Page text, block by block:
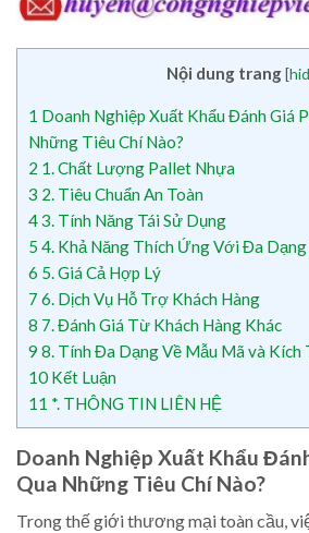
Nội dung trang [
1 Doanh Nghiệp Xuất Khẩu Đánh Giá
Những Tiêu Chí Nào?
2 1. Chất Lượng Pallet Nhựa
3 2. Tiêu Chuẩn An Toàn
43. Tính Năng Tái Sử Dụng
5 4. Khả Năng Thích Ứng Với Đa Dạng
6 5. Giá Cả Hợp Lý
7 6. Dịch Vụ Hỗ Trợ Khách Hàng
8 7. Đánh Giá Từ Khách Hàng Khác
9 8. Tính Đa Dạng Về Mẫu Mã và Kích
10 Kết Luận
11 *. THÔNG TIN LIÊN HỆ
Doanh Nghiệp Xuất Khẩu
Qua Những Tiêu Chí Nào?
Trong thế giới thương mại toàn cầu,